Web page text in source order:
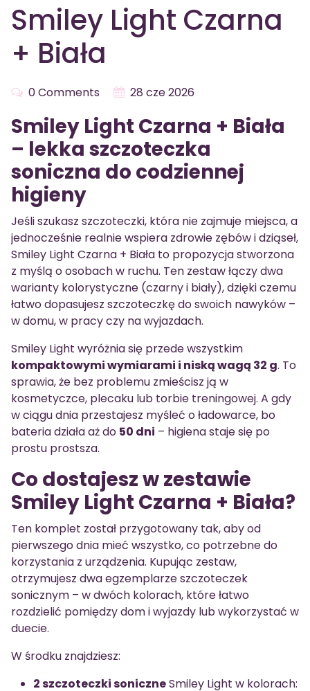
Smiley Light Czarna
+ Biała
0 Comments 28 cze 2026
Smiley Light Czarna + Biała
– lekka szczoteczka
soniczna do codziennej
higieny
Jeśli szukasz szczoteczki, która nie zajmuje miejsca, a
jednocześnie realnie wspiera zdrowie zębów i dziąseł,
Smiley Light Czarna + Biała to propozycja stworzona
z myślą o osobach w ruchu. Ten zestaw łączy dwa
warianty kolorystyczne (czarny i biały), dzięki czemu
łatwo dopasujesz szczoteczkę do swoich nawyków –
w domu, w pracy czy na wyjazdach.
Smiley Light wyróżnia się przede wszystkim
kompaktowymi wymiarami i niską wagą 32 g. To
sprawia, że bez problemu zmieścisz ją w
kosmetyczce, plecaku lub torbie treningowej. A gdy
w ciągu dnia przestajesz myśleć o ładowarce, bo
bateria działa aż do 50 dni – higiena staje się po
prostu prostsza.
Co dostajesz w zestawie
Smiley Light Czarna + Biała?
Ten komplet został przygotowany tak, aby od
pierwszego dnia mieć wszystko, co potrzebne do
korzystania z urządzenia. Kupując zestaw,
otrzymujesz dwa egzemplarze szczoteczek
sonicznym – w dwóch kolorach, które łatwo
rozdzielić pomiędzy dom i wyjazdy lub wykorzystać w
duecie.
W środku znajdziesz:
2 szczoteczki soniczneSmiley Light w kolorach: